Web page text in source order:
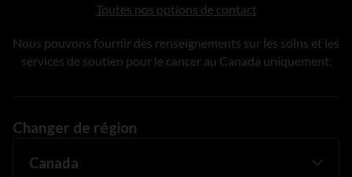
Toutes nos options de contact
Nous pouvons fournir des renseignements sur les soins et les
services de soutien pour le cancer au Canada uniquement.
Changer de région